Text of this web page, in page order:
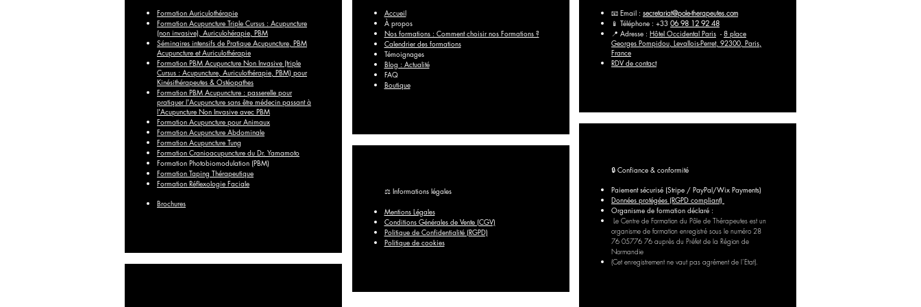
Formation Auriculothérapie
Formation Acupuncture Triple Cursus : Acupuncture
(non invasive), Auriculohérapie, PBM
Séminaires intensifs de Pratique Acupuncture, PBM
Acupuncture et Auriculothérapie
Formation PBM Acupuncture Non Invasive (triple
Cursus : Acupuncture, Auriculothérapie, PBM) pour
Kinésithérapeutes & Ostéopathes
Formation PBM Acupuncture : passerelle pour
pratiquer l'Acupuncture sans être médecin passant à
l'Acupuncture Non Invasive avec PBM
Formation Acupuncture pour Animaux
Formation Acupuncture Abdominale
Formation Acupuncture Tung
Formation Cranioacupuncture du Dr. Yamamoto
Formation Photobiomodulation (PBM)
Formation Taping Thérapeutique
Formation Réflexologie Faciale
Brochures
Accueil
À propos
Nos formations : Comment choisir nos Formations ?
Calendrier des formations
Témoignages
Blog : Actualité
FAQ​
Boutique
⚖️ Informations légales
Mentions Légales
Conditions Générales de Vente (CGV)
Politique de Confidentialité (RGPD)
Politique de cookies
📧 Email : secretariat@pole-therapeutes.com
📱 Téléphone : +33 06 98 12 92 48
📍 Adresse : Hôtel Occidental Paris - 8 place
Georges Pompidou, Levallois-Perret, 92300, Paris,
France
RDV de contact
🔒 Confiance & conformité
Paiement sécurisé (Stripe / PayPal/Wix Payments)
Données protégées (RGPD compliant)
Organisme de formation déclaré :
Le Centre de Formation du Pôle de Thérapeutes est un
organisme de formation enregistré sous le numéro 28
76 05776 76 auprès du Préfet de la Région de
Normandie
(Cet enregistrement ne vaut pas agrément de l’Etat).